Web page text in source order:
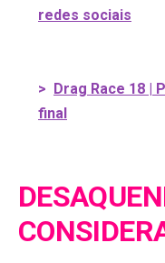
redes sociais
> Drag Race 18 |
final